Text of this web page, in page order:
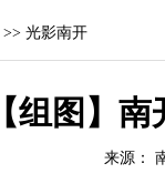
>> 光影南开
【组图】
来源：